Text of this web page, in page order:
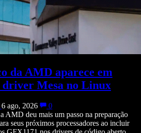
da AMD aparece em
driver Mesa no Linux
6 ago, 2026
0
AMD deu mais um passo na preparação
seus próximos processadores ao incluir